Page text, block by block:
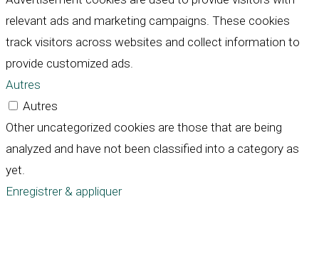
relevant ads and marketing campaigns. These cookies
track visitors across websites and collect information to
provide customized ads.
Autres
Autres
Other uncategorized cookies are those that are being
analyzed and have not been classified into a category as
yet.
Enregistrer & appliquer